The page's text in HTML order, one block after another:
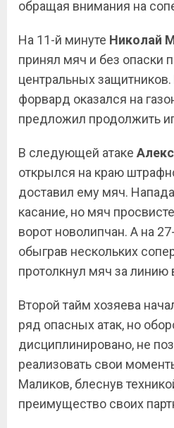
обращая внимания на
На 11-й минуте Николай
принял мяч и без опаски
центральных
форвард оказался на
предложил продолжить
В следующей атаке
открылся на краю
доставил ему мяч.
касание, но мяч
ворот новолипчан. А на
обыграв нескольких
протолкнул мяч за линию
Второй тайм хозяева
ряд опасных атак, но
дисциплинировано, не
реализовать свои
Маликов, блеснув
преимущество своих